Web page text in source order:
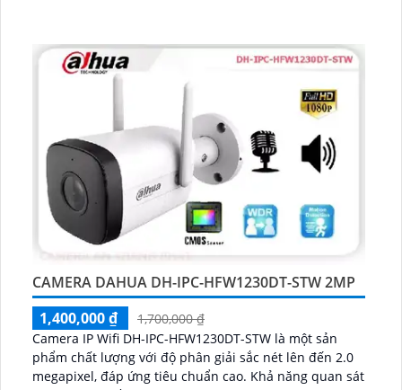
CAMERA DAHUA DH-IPC-HFW1230DT-STW 2MP
1,400,000 ₫
1,700,000 ₫
Camera IP Wifi DH-IPC-HFW1230DT-STW là một sản
phẩm chất lượng với độ phân giải sắc nét lên đến 2.0
megapixel, đáp ứng tiêu chuẩn cao. Khả năng quan sát